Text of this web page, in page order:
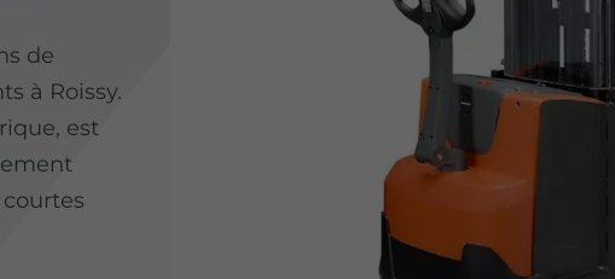
de
à Roissy.
est